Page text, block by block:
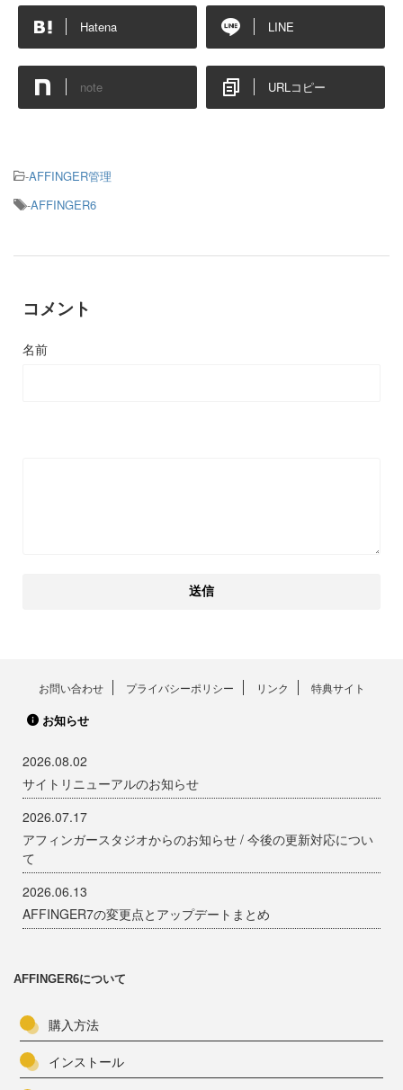
Hatena LINE
note URLコピー
-AFFINGER管理
-AFFINGER6
コメント
名前
お問い合わせ プライバシーポリシー リンク 特典サイト
お知らせ
2026.08.02
サイトリニューアルのお知らせ
2026.07.17
アフィンガースタジオからのお知らせ / 今後の更新対応につい
て
2026.06.13
AFFINGER7の変更点とアップデートまとめ
AFFINGER6について
購入方法
インストール